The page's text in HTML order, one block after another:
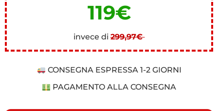
119€
invece di299,97€
CONSEGNA ESPRESSA 1-2 GIORNI
PAGAMENTO ALLA CONSEGNA